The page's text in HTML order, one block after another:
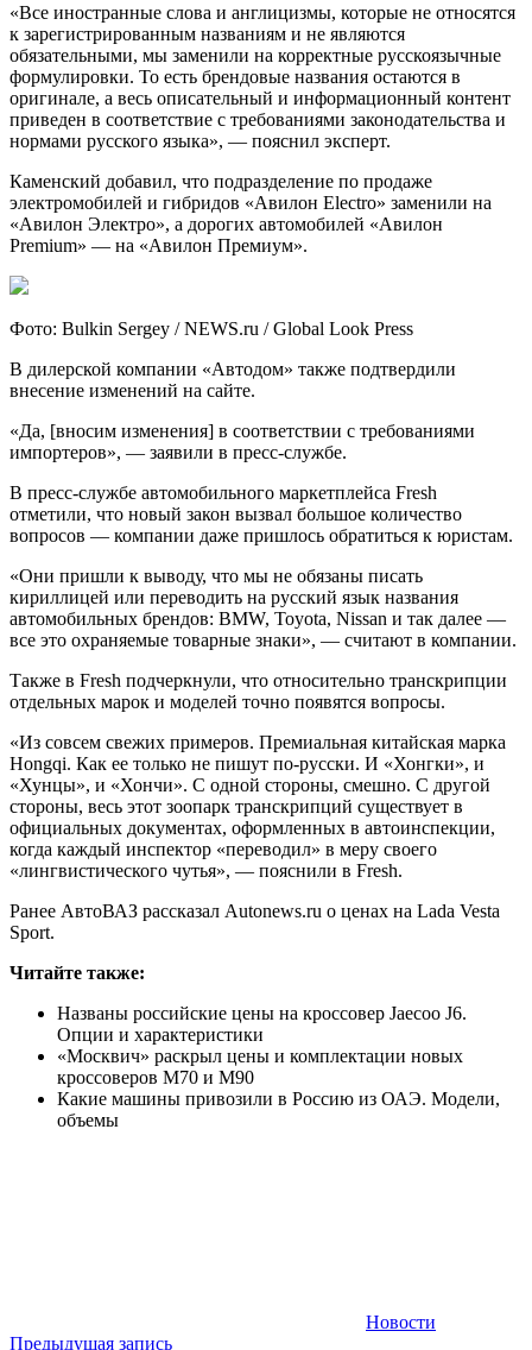
«Все иностранные слова и англицизмы, которые не относятся
к зарегистрированным названиям и не являются
обязательными, мы заменили на корректные русскоязычные
формулировки. То есть брендовые названия остаются в
оригинале, а весь описательный и информационный контент
приведен в соответствие с требованиями законодательства и
нормами русского языка», — пояснил эксперт.
Каменский добавил, что подразделение по продаже
электромобилей и гибридов «Авилон Electro» заменили на
«Авилон Электро», а дорогих автомобилей «Авилон
Premium» — на «Авилон Премиум».
Фото: Bulkin Sergey / NEWS.ru / Global Look Press
В дилерской компании «Автодом» также подтвердили
внесение изменений на сайте.
«Да, [вносим изменения] в соответствии с требованиями
импортеров», — заявили в пресс-службе.
В пресс-службе автомобильного маркетплейса Fresh
отметили, что новый закон вызвал большое количество
вопросов — компании даже пришлось обратиться к юристам.
«Они пришли к выводу, что мы не обязаны писать
кириллицей или переводить на русский язык названия
автомобильных брендов: BMW, Toyota, Nissan и так далее —
все это охраняемые товарные знаки», — считают в компании.
Также в Fresh подчеркнули, что относительно транскрипции
отдельных марок и моделей точно появятся вопросы.
«Из совсем свежих примеров. Премиальная китайская марка
Hongqi. Как ее только не пишут по-русски. И «Хонгки», и
«Хунцы», и «Хончи». С одной стороны, смешно. С другой
стороны, весь этот зоопарк транскрипций существует в
официальных документах, оформленных в автоинспекции,
когда каждый инспектор «переводил» в меру своего
«лингвистического чутья», — пояснили в Fresh.
Ранее АвтоВАЗ рассказал Autonews.ru о ценах на Lada Vesta
Sport.
Читайте также:
Названы российские цены на кроссовер Jaecoo J6.
Опции и характеристики
«Москвич» раскрыл цены и комплектации новых
кроссоверов М70 и М90
Какие машины привозили в Россию из ОАЭ. Модели,
объемы
Новости
Предыдущая запись